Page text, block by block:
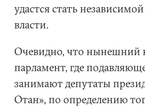
удастся стать
власти.
Очевидно, что нынешний
парламент, где
занимают депутаты
Отан», по определению